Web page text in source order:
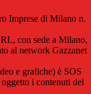
Imprese di Milano n.
con sede a Milano,
al network Gazzanet
e grafiche) è SOS
i contenuti del